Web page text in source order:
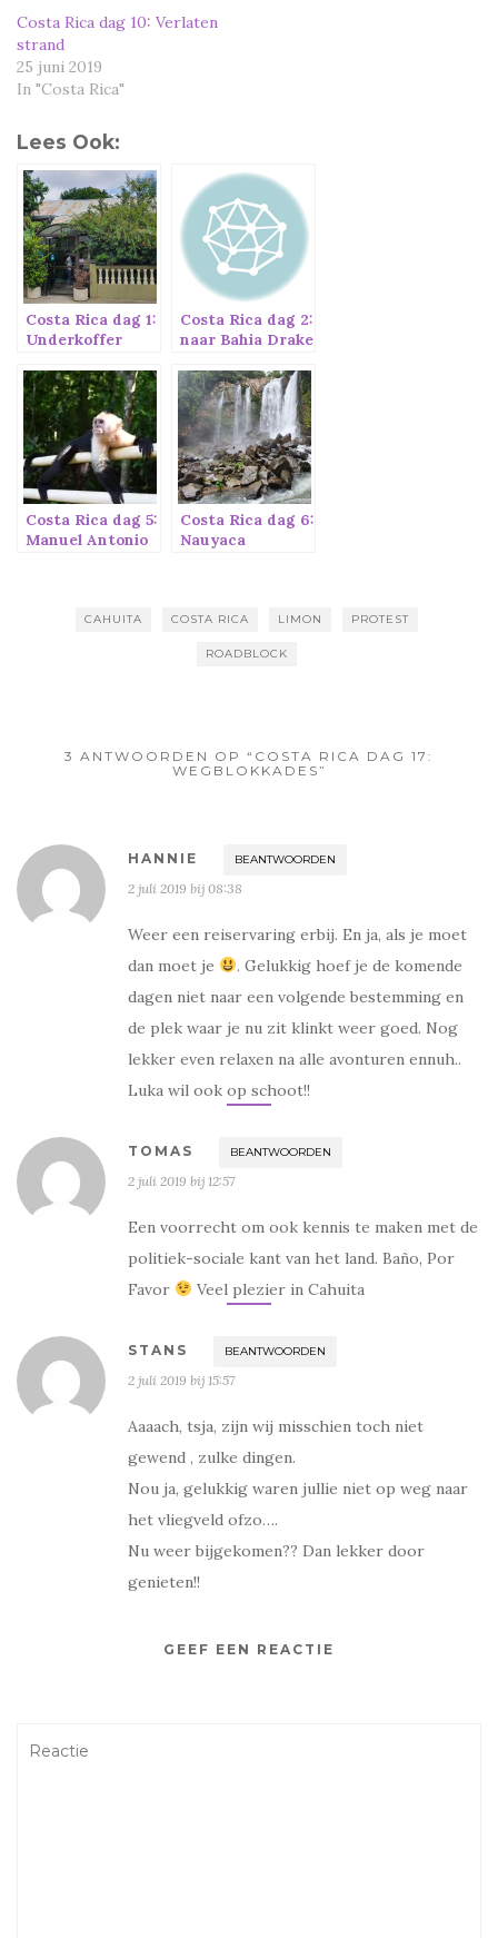
Costa Rica dag 10: Verlaten
strand
25 juni 2019
In "Costa Rica"
Lees Ook:
Costa Rica dag 1:
Underkoffer
Costa Rica dag 2:
naar Bahia Drake
Costa Rica dag 5:
Manuel Antonio
Costa Rica dag 6:
Nauyaca
CAHUITA COSTA RICA LIMON PROTEST
ROADBLOCK
3 ANTWOORDEN OP “COSTA RICA DAG 17:
WEGBLOKKADES”
HANNIE BEANTWOORDEN
2 juli 2019 bij 08:38
Weer een reiservaring erbij. En ja, als je moet
dan moet je
. Gelukkig hoef je de komende
dagen niet naar een volgende bestemming en
de plek waar je nu zit klinkt weer goed. Nog
lekker even relaxen na alle avonturen ennuh..
Luka wil ook op schoot!!
TOMAS BEANTWOORDEN
2 juli 2019 bij 12:57
Een voorrecht om ook kennis te maken met de
politiek-sociale kant van het land. Baño, Por
Favor
Veel plezier in Cahuita
STANS BEANTWOORDEN
2 juli 2019 bij 15:57
Aaaach, tsja, zijn wij misschien toch niet
gewend , zulke dingen.
Nou ja, gelukkig waren jullie niet op weg naar
het vliegveld ofzo….
Nu weer bijgekomen?? Dan lekker door
genieten!!
GEEF EEN REACTIE